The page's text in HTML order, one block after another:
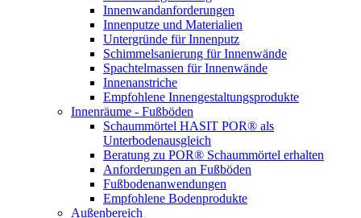
Innenwandanforderungen
Innenputze und Materialien
Untergründe für Innenputz
Schimmelsanierung für Innenwände
Spachtelmassen für Innenwände
Innenanstriche
Empfohlene Innengestaltungsprodukte
Innenräume - Fußböden
Schaummörtel HASIT POR® als
Unterbodenausgleich
Beratung zu POR® Schaummörtel erhalten
Anforderungen an Fußböden
Fußbodenanwendungen
Empfohlene Bodenprodukte
Außenbereich